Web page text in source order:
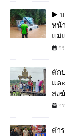
▶️ บ
หน้
แม่
ก
ตัก
แล
สง
ก
ตำ